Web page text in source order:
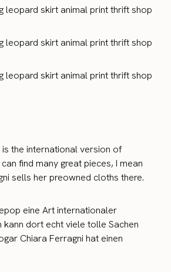
the international version of
find many great pieces, I mean
sells her preowned cloths there.
eine Art internationaler
kann dort echt viele tolle Sachen
Chiara Ferragni hat einen